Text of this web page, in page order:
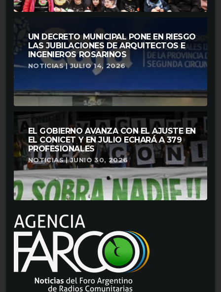
UN DECRETO MUNICIPAL PONE EN RIESGO
LAS JUBILACIONES DE ARQUITECTOS E
INGENIEROS ROSARINOS
NOTICIAS | JULIO 14, 2026
EL GOBIERNO AVANZA CON EL AJUSTE EN
EL CONICET Y EN JULIO ECHARÁ A 379
PROFESIONALES
NOTICIAS | JUNIO 30, 2026